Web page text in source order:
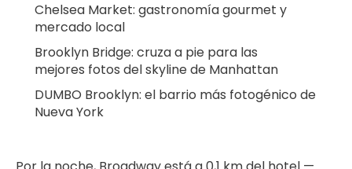
Chelsea Market: gastronomía gourmet y
mercado local
Brooklyn Bridge: cruza a pie para las
mejores fotos del skyline de Manhattan
DUMBO Brooklyn: el barrio más fotogénico de
Nueva York